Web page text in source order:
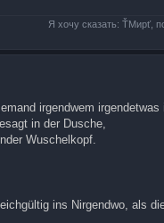
Я хочу сказать: ŤМирť,
irgendwem
in der Dusche,
Wuschelkopf.
ins Nirgendwo, als